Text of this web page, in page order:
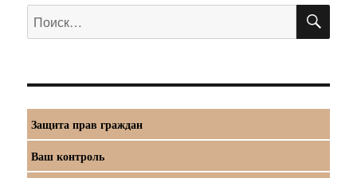
Искать:
Защита прав граждан
Ваш контроль